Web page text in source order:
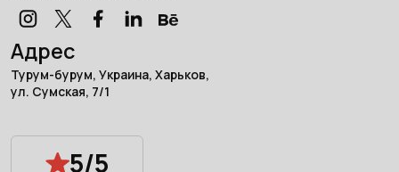
Адрес
Турум-бурум, Украина, Харьков,
ул. Сумская, 7/1
5/5